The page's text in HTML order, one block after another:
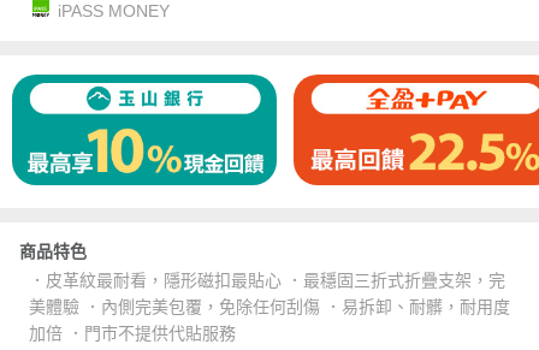
iPASS MONEY
商品特色
．皮革紋最耐看，隱形磁扣最貼心 ．最穩固三折式折疊支架，完
美體驗 ．內側完美包覆，免除任何刮傷 ．易拆卸、耐髒，耐用度
加倍 ．門市不提供代貼服務